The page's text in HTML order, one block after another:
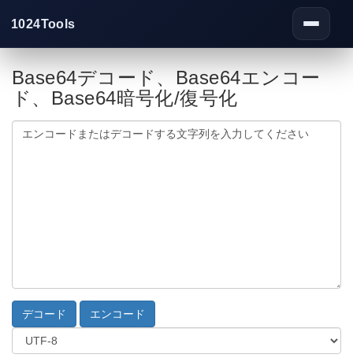
1024Tools
Toggle
Base64デコード、Base64エンコー
ド、Base64暗号化/復号化
デコード エンコード